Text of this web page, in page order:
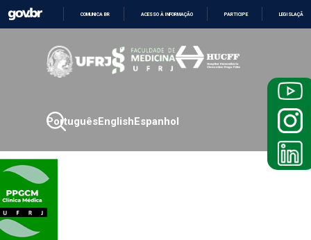
O
CONTEÚDO
COMUNICA BR ACESSO À INFORMAÇÃO PARTICIPE LEGISLAÇÃO
PortuguêsEnglishEspanhol